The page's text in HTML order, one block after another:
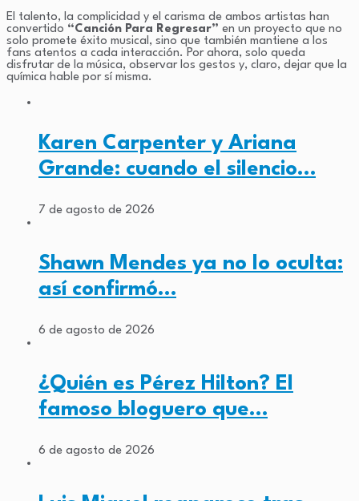
El talento, la complicidad y el carisma de ambos artistas han
convertido “Canción Para Regresar” en un proyecto que no
solo promete éxito musical, sino que también mantiene a los
fans atentos a cada interacción. Por ahora, solo queda
disfrutar de la música, observar los gestos y, claro, dejar que la
química hable por sí misma.
Karen Carpenter y Ariana
Grande: cuando el silencio…
7 de agosto de 2026
Shawn Mendes ya no lo oculta:
así confirmó…
6 de agosto de 2026
¿Quién es Pérez Hilton? El
famoso bloguero que…
6 de agosto de 2026